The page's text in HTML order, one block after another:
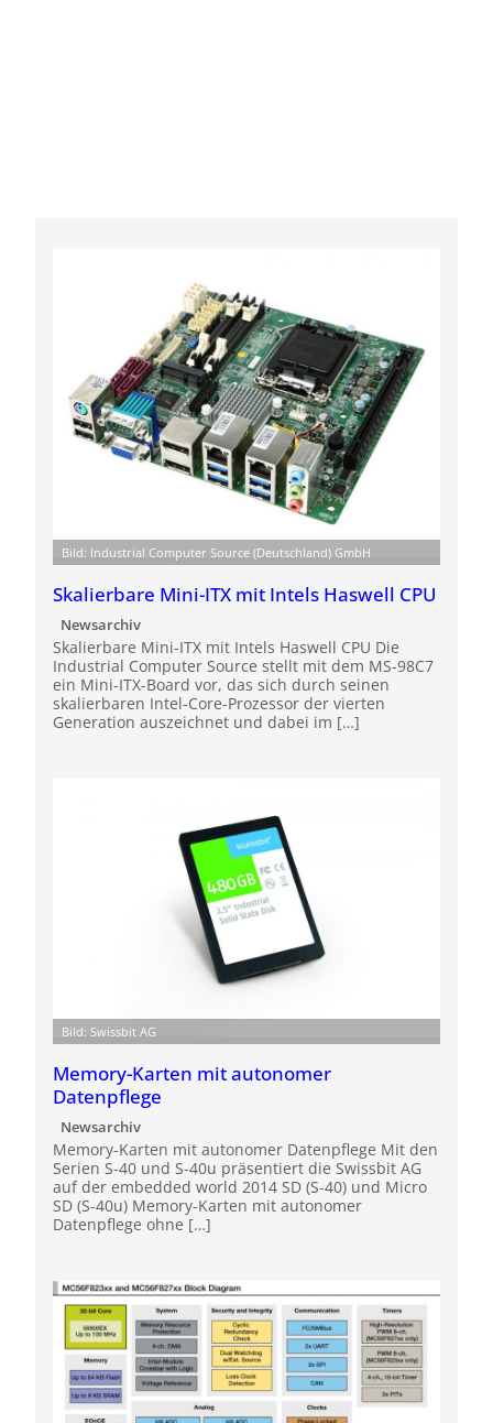
Bild: Industrial Computer Source (Deutschland) GmbH
Skalierbare Mini-ITX mit Intels Haswell CPU
Newsarchiv
Skalierbare Mini-ITX mit Intels Haswell CPU Die
Industrial Computer Source stellt mit dem MS-98C7
ein Mini-ITX-Board vor, das sich durch seinen
skalierbaren Intel-Core-Prozessor der vierten
Generation auszeichnet und dabei im […]
Bild: Swissbit AG
Memory-Karten mit autonomer
Datenpflege
Newsarchiv
Memory-Karten mit autonomer Datenpflege Mit den
Serien S-40 und S-40u präsentiert die Swissbit AG
auf der embedded world 2014 SD (S-40) und Micro
SD (S-40u) Memory-Karten mit autonomer
Datenpflege ohne […]